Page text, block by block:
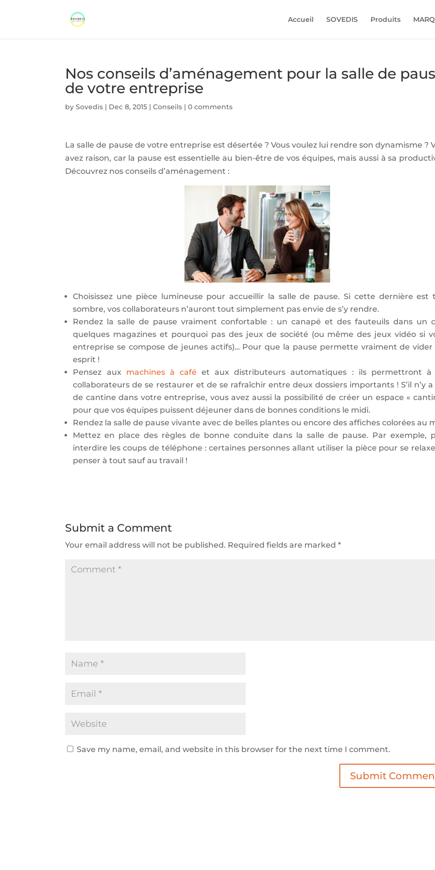
Accueil SOVEDIS Produits
Nos conseils d’aménagement pour la salle de
de votre entreprise
bySovedis | Dec 8, 2015 |Conseils |0 comments
La salle de pause de votre entreprise est désertée ? Vous voulez lui rendre son dynamisme ?
avez raison, car la pause est essentielle au bien-être de vos équipes, mais aussi à sa
Découvrez nos conseils d’aménagement :
Choisissez une pièce lumineuse pour accueillir la salle de pause. Si cette dernière est
sombre, vos collaborateurs n’auront tout simplement pas envie de s’y rendre.
Rendez la salle de pause vraiment confortable : un canapé et des fauteuils dans un
quelques magazines et pourquoi pas des jeux de société (ou même des jeux vidéo si
entreprise se compose de jeunes actifs)… Pour que la pause permette vraiment de vider
esprit !
Pensez aux machines à café et aux distributeurs automatiques : ils permettront à
collaborateurs de se restaurer et de se rafraîchir entre deux dossiers importants ! S’il n’y a
de cantine dans votre entreprise, vous avez aussi la possibilité de créer un espace «
pour que vos équipes puissent déjeuner dans de bonnes conditions le midi.
Rendez la salle de pause vivante avec de belles plantes ou encore des affiches colorées au
Mettez en place des règles de bonne conduite dans la salle de pause. Par exemple,
interdire les coups de téléphone : certaines personnes allant utiliser la pièce pour se
penser à tout sauf au travail !
Submit a Comment
Your email address will not be published. Required fields are marked*
Save my name, email, and website in this browser for the next time I comment.